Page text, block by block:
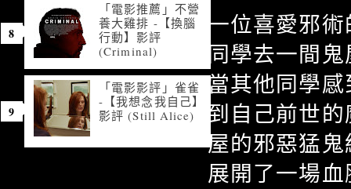
一位喜愛邪
同學去一間
當其他同學
到自己前世
屋的邪惡猛
展開了一場
「電影推薦」不營
養大雞排 -【換腦
行動】影評
(Criminal)
「電影影評」雀雀
-【我想念我自己】
影評 (Still Alice)